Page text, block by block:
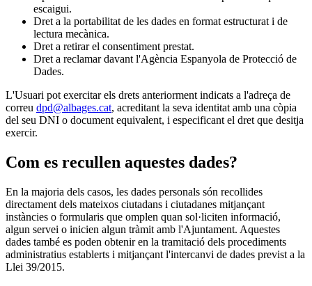
escaigui.
Dret a la portabilitat de les dades en format estructurat i de
lectura mecànica.
Dret a retirar el consentiment prestat.
Dret a reclamar davant l'Agència Espanyola de Protecció de
Dades.
L'Usuari pot exercitar els drets anteriorment indicats a l'adreça de
correu dpd@albages.cat, acreditant la seva identitat amb una còpia
del seu DNI o document equivalent, i especificant el dret que desitja
exercir.
Com es recullen aquestes dades?
En la majoria dels casos, les dades personals són recollides
directament dels mateixos ciutadans i ciutadanes mitjançant
instàncies o formularis que omplen quan sol·liciten informació,
algun servei o inicien algun tràmit amb l'Ajuntament. Aquestes
dades també es poden obtenir en la tramitació dels procediments
administratius establerts i mitjançant l'intercanvi de dades previst a la
Llei 39/2015.